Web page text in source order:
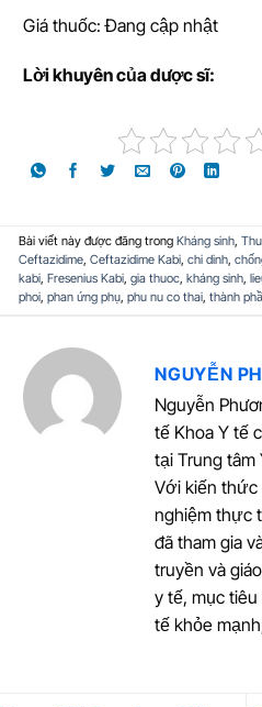
Giá thuốc: Đang cập nhật
Lời khuyên của dược sĩ:
Bài viết này được đăng trong Kháng sinh,
Ceftazidime, Ceftazidime Kabi, chi dinh,
kabi, Fresenius Kabi, gia thuoc, kháng sinh,
phoi, phan ứng phụ, phu nu co thai, thành
NGUYỄN
Nguyễn
tế Khoa Y tế
tại Trung tâm
Với kiến thức
nghiệm thực
đã tham gia
truyền và
y tế, mục
tế khỏe